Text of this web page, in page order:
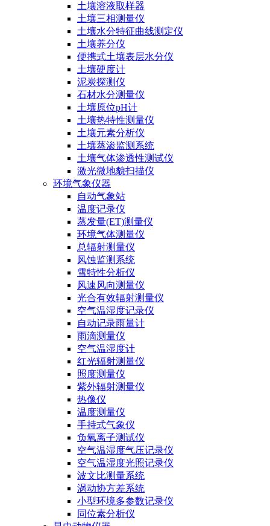
土壤溶液取样器
土壤三相测量仪
土壤水分特征曲线测定仪
土壤养分仪
便携式土壤表层水分仪
土壤硬度计
泥炭探测仪
石材水分测量仪
土壤原位pH计
土壤热特性测量仪
土壤元素分析仪
土壤蒸渗监测系统
土壤气体渗透性测试仪
激光微地貌扫描仪
环境气象仪器
自动气象站
温度记录仪
蒸发量(ET)测量仪
环境气体测量仪
总辐射测量仪
风蚀监测系统
雪特性分析仪
风速风向测量仪
光合有效辐射测量仪
空气温湿度记录仪
自动记录雨量计
雨滴测量仪
空气温湿度计
红光辐射测量仪
照度测量仪
紫外辐射测量仪
热像仪
温度测量仪
手持式气象仪
负氧离子测试仪
空气温湿度气压记录仪
空气温湿度光照记录仪
波文比测量系统
涡动协方差系统
小型环境多参数记录仪
同位素分析仪